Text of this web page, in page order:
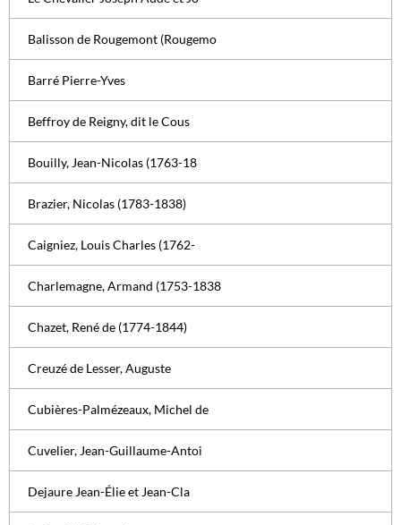
Balisson de Rougemont (Rougemo
Barré Pierre-Yves
Beffroy de Reigny, dit le Cous
Bouilly, Jean-Nicolas (1763-18
Brazier, Nicolas (1783-1838)
Caigniez, Louis Charles (1762-
Charlemagne, Armand (1753-1838
Chazet, René de (1774-1844)
Creuzé de Lesser, Auguste
Cubières-Palmézeaux, Michel de
Cuvelier, Jean-Guillaume-Antoi
Dejaure Jean-Élie et Jean-Cla